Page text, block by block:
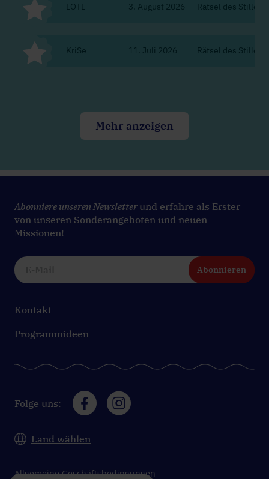
LOTL 3. August 2026 Rätsel des Stillen
KriSe 11. Juli 2026 Rätsel des Stillen
Mehr anzeigen
Abonniere unseren Newsletterund erfahre als Erster
von unseren Sonderangeboten und neuen
Missionen!
Abonnieren
Kontakt
Programmideen
Folge uns:
Land wählen
Allgemeine Geschäftsbedingungen